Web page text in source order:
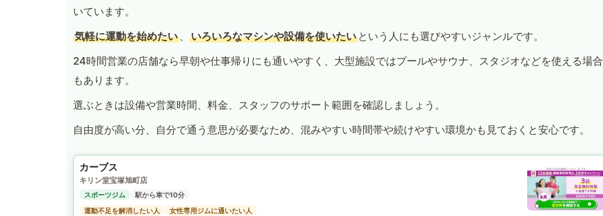
いています。
気軽に運動を始めたい 、 いろいろなマシンや設備を使いたい という人にも選びやすいジャンルです。
24時間営業の店舗なら早朝や仕事帰りにも通いやすく、大型施設ではプールやサウナ、スタジオなどを使える場合
もあります。
選ぶときは設備や営業時間、料金、スタッフのサポート範囲を確認しましょう。
自由度が高い分、自分で通う意思が必要なため、混みやすい時間帯や続けやすい環境かも見ておくと安心です。
カーブス
キリン堂宝塚旭町店
スポーツジム
駅から車で10分
運動不足を解消したい人
女性専用ジムに通いたい人